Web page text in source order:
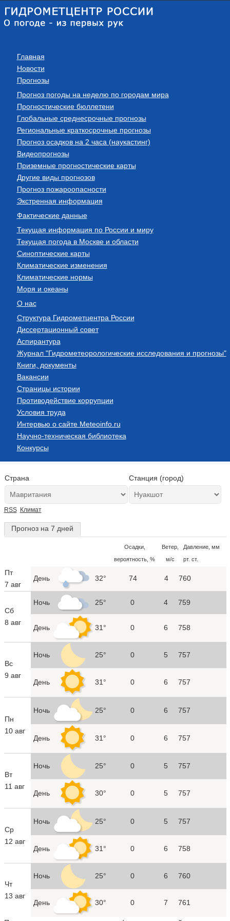
Главная
Новости
Прогнозы
Прогноз погоды на неделю по городам мира
Прогностические бюллетени
Глобальные среднесрочные прогнозы
Региональные краткосрочные прогнозы
Прогноз осадков на 2 часа (наукастинг)
Видеопрогнозы
Приземные прогностические карты
Другие виды прогнозов
Прогноз пожароопасности
Экстренная информация
Фактические данные
Текущая информация по России и миру
Текущая погода в Москве и области
Синоптические карты
Климатические изменения
Климатические нормы
Моря и океаны
О нас
Структура Гидрометцентра России
Диссертационный совет
Аспирантура
Журнал "Гидрометеорологические исследования и прогнозы"
Книги, документы
Вакансии
Страницы истории
Противодействие коррупции
Условия труда
Интервью о сайте Meteoinfo.ru
Научно-техническая библиотека
Конкурсы
Страна Станция (город)
RSS Климат
Прогноз на 7 дней
Осадки,
вероятность, %
Ветер,
м/с
Давление, мм
рт. ст.
Пт
7 авг
День 32° 74 4 760
Сб
8 авг
Ночь 25° 0 4 759
День 31° 0 6 758
Вс
9 авг
Ночь 25° 0 5 757
День 31° 0 6 757
Пн
10 авг
Ночь 25° 0 6 757
День 31° 0 6 757
Вт
11 авг
Ночь 25° 0 5 757
День 30° 0 5 757
Ср
12 авг
Ночь 25° 0 5 757
День 31° 0 6 758
Чт
13 авг
Ночь 25° 0 6 760
День 30° 0 7 761